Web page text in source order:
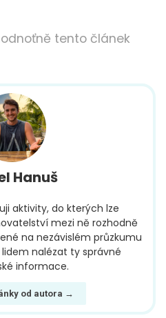
tento článek
Hanuš
aktivity, do kterých lze
mezi ně rozhodně
na nezávislém průzkumu
nalézat ty správné
informace.
od autora →